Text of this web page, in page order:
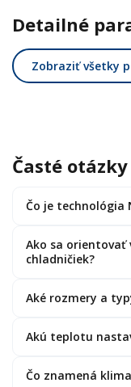
Detailné
Zobraziť všetky
Časté otázky
Čo je technológia
Ako sa orientovať
chladničiek?
Aké rozmery a
Akú teplotu
Čo znamená